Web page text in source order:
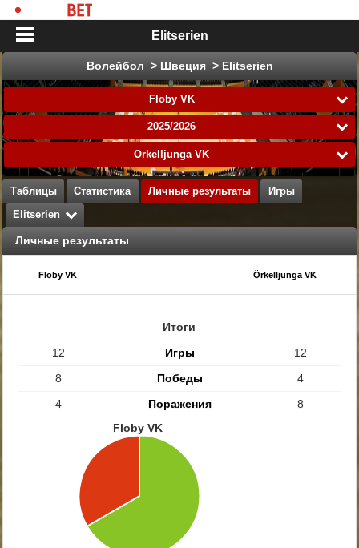
Elitserien
Волейбол > Швеция > Elitserien
Floby VK
2025/2026
Örkelljunga VK
Таблицы Статистика Личные результаты Игры
Elitserien
Личные результаты
Floby VK Örkelljunga VK
Итоги
12
Игры
12
8
Победы
4
4
Поражения
8
Floby VK